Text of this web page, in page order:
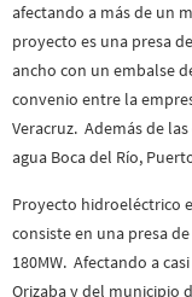
afectando a más de un
proyecto es una presa
ancho con un embalse
convenio entre la
Veracruz. Además de
agua Boca del Río,
Proyecto hidroeléctrico
consiste en una presa
180MW. Afectando a
Orizaba y del municipio